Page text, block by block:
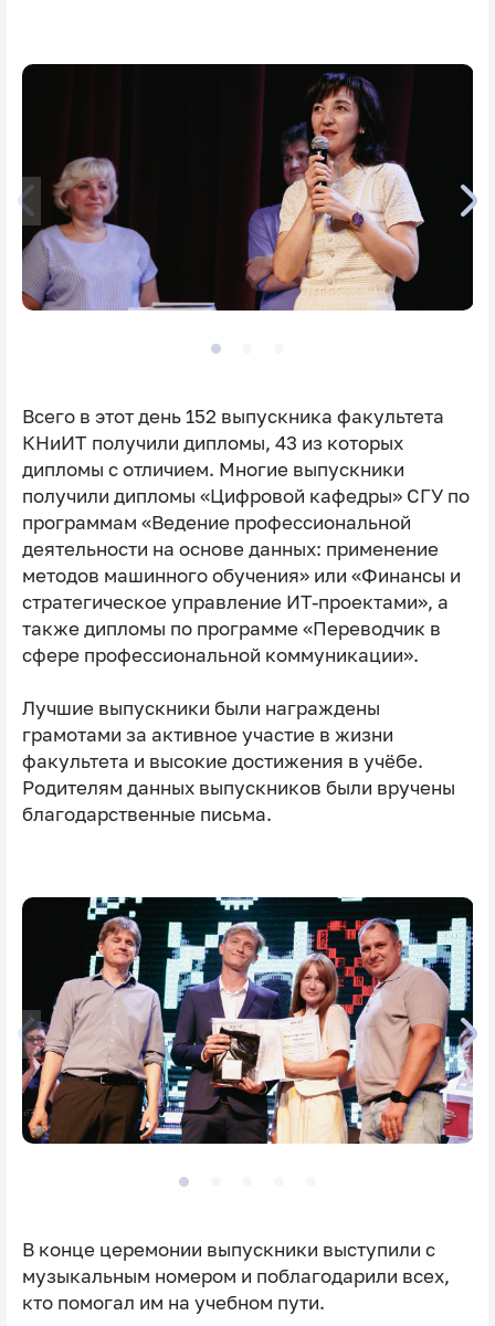
Всего в этот день 152 выпускника факультета
КНиИТ получили дипломы, 43 из которых
дипломы с отличием. Многие выпускники
получили дипломы «Цифровой кафедры» СГУ по
программам «Ведение профессиональной
деятельности на основе данных: применение
методов машинного обучения» или «Финансы и
стратегическое управление ИТ-проектами», а
также дипломы по программе «Переводчик в
сфере профессиональной коммуникации».
Лучшие выпускники были награждены
грамотами за активное участие в жизни
факультета и высокие достижения в учёбе.
Родителям данных выпускников были вручены
благодарственные письма.
В конце церемонии выпускники выступили с
музыкальным номером и поблагодарили всех,
кто помогал им на учебном пути.